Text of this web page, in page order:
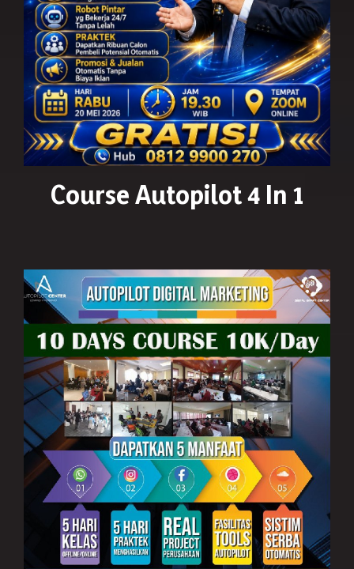
Course Autopilot 4 In 1